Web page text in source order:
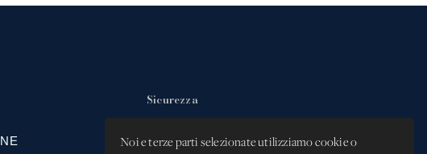
Noi e terze parti selezionate utilizziamo cookie o
Sicurezza
Privacy Policy